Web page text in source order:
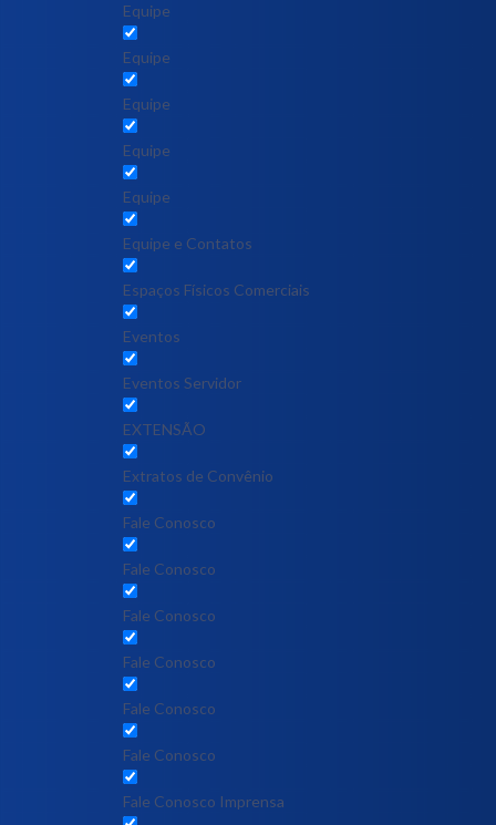
Equipe
Equipe
Equipe
Equipe
Equipe
Equipe e Contatos
Espaços Físicos Comerciais
Eventos
Eventos Servidor
EXTENSÃO
Extratos de Convênio
Fale Conosco
Fale Conosco
Fale Conosco
Fale Conosco
Fale Conosco
Fale Conosco
Fale Conosco Imprensa